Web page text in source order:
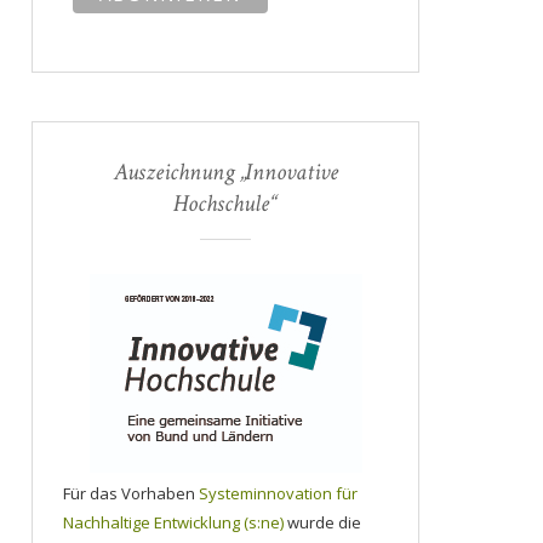
Auszeichnung „Innovative
Hochschule“
Für das Vorhaben Systeminnovation für
Nachhaltige Entwicklung (s:ne)wurde die